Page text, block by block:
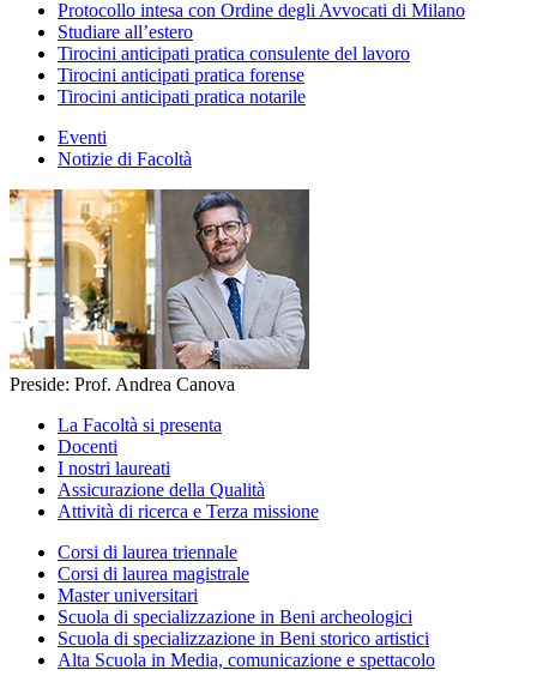
Protocollo intesa con Ordine degli Avvocati di Milano
Studiare all’estero
Tirocini anticipati pratica consulente del lavoro
Tirocini anticipati pratica forense
Tirocini anticipati pratica notarile
Eventi
Notizie di Facoltà
Preside: Prof. Andrea Canova
La Facoltà si presenta
Docenti
I nostri laureati
Assicurazione della Qualità
Attività di ricerca e Terza missione
Corsi di laurea triennale
Corsi di laurea magistrale
Master universitari
Scuola di specializzazione in Beni archeologici
Scuola di specializzazione in Beni storico artistici
Alta Scuola in Media, comunicazione e spettacolo